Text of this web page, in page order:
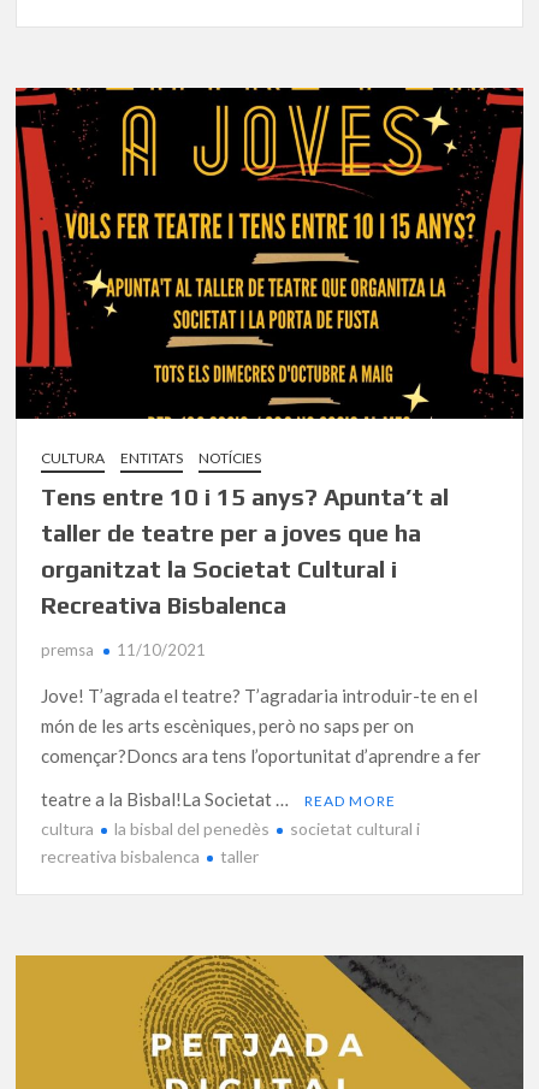
CULTURA ENTITATS NOTÍCIES
Tens entre 10 i 15 anys? Apunta’t al
taller de teatre per a joves que ha
organitzat la Societat Cultural i
Recreativa Bisbalenca
premsa 11/10/2021
Jove! T’agrada el teatre? T’agradaria introduir-te en el
món de les arts escèniques, però no saps per on
començar?Doncs ara tens l’oportunitat d’aprendre a fer
teatre a la Bisbal!La Societat …
READ MORE
cultura la bisbal del penedès
societat cultural i
recreativa bisbalenca
taller